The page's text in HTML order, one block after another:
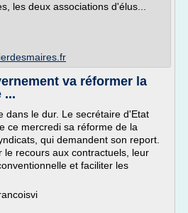
les deux associations d'élus...
va réformer la
...
dans le dur. Le secrétaire d'Etat
ce mercredi sa réforme de la
qui demandent son report.
le recours aux contractuels, leur
et faciliter les